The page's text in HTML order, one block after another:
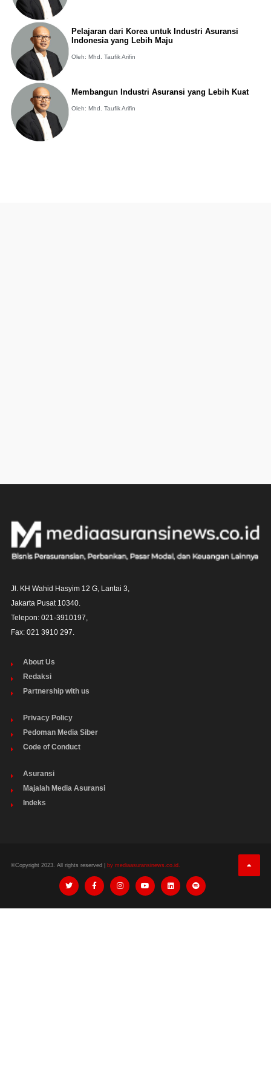
Pelajaran dari Korea untuk Industri Asuransi
Indonesia yang Lebih Maju
Oleh: Mhd. Taufik Arifin
Membangun Industri Asuransi yang Lebih Kuat
Oleh: Mhd. Taufik Arifin
Jl. KH Wahid Hasyim 12 G, Lantai 3,
Jakarta Pusat 10340.
Telepon: 021-3910197,
Fax: 021 3910 297.
About Us
Redaksi
Partnership with us
Privacy Policy
Pedoman Media Siber
Code of Conduct
Asuransi
Majalah Media Asuransi
Indeks
©Copyright 2023. All rights reserved | by mediaasuransinews.co.id.